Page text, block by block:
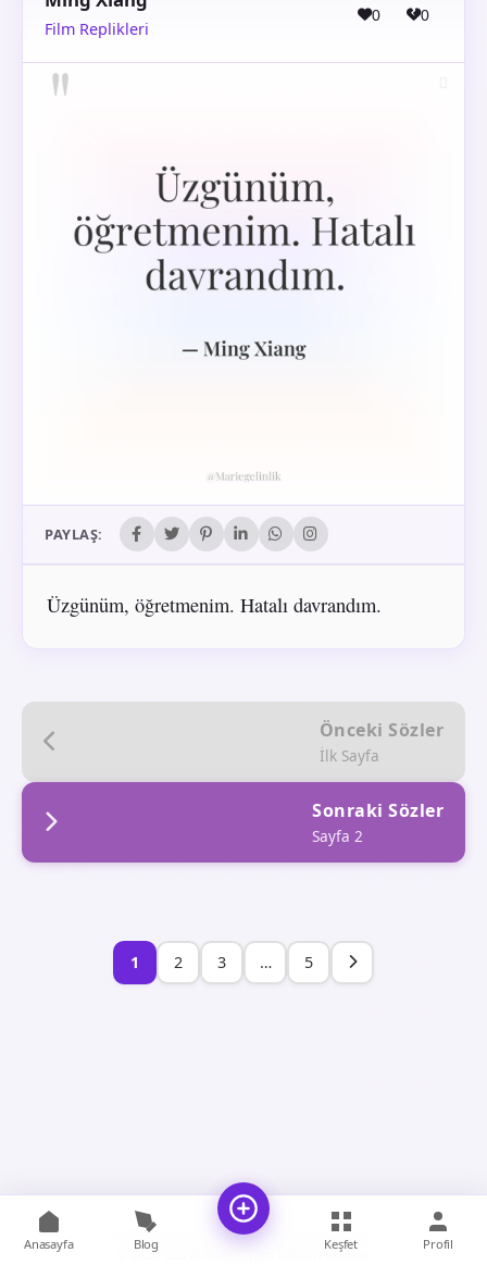
Film Replikleri
0 0
PAYLAŞ:
Üzgünüm, öğretmenim. Hatalı davrandım.
Önceki Sözler
İlk Sayfa
Sonraki Sözler
Sayfa 2
1 2 3 … 5
Anasayfa Gizlilik SözleşmesiKullanım Koşulları İletişim
© 2026 Güzel Sözler. Tüm hakları saklıdır.
Anasayfa Blog Keşfet Profil